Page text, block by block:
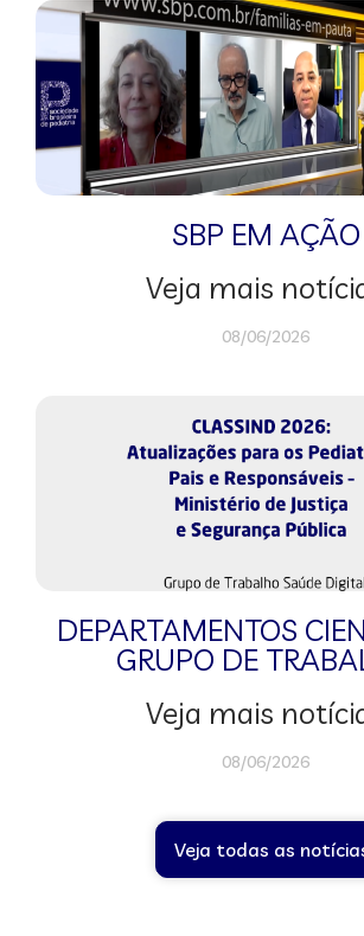
SBP EM AÇÃO
Veja mais
08/06/2026
DEPARTAMENTOS
GRUPO DE
Veja mais
08/06/2026
Veja todas as